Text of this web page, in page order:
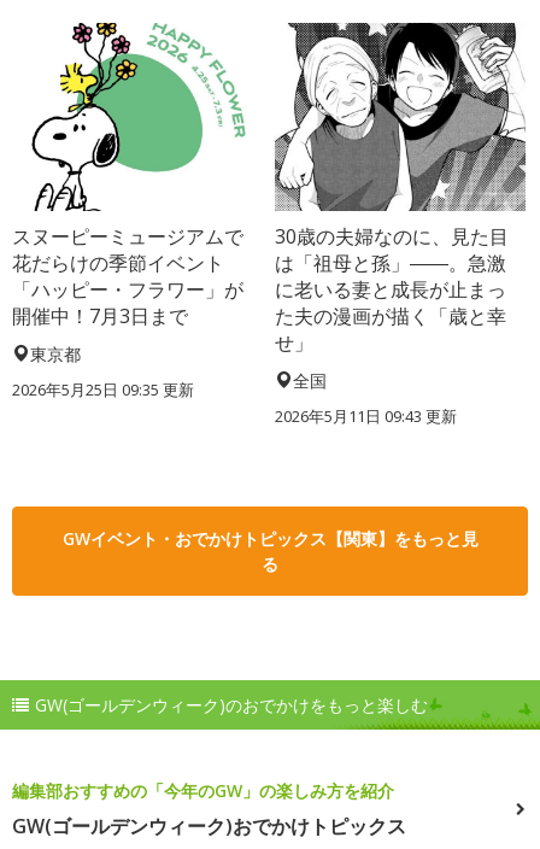
スヌーピーミュージアムで
花だらけの季節イベント
「ハッピー・フラワー」が
開催中！7月3日まで
東京都
2026年5月25日 09:35 更新
30歳の夫婦なのに、見た目
は「祖母と孫」――。急激
に老いる妻と成長が止まっ
た夫の漫画が描く「歳と幸
せ」
全国
2026年5月11日 09:43 更新
GWイベント・おでかけトピックス【関東】をもっと見
る
GW(ゴールデンウィーク)のおでかけをもっと楽しむ
編集部おすすめの「今年のGW」の楽しみ方を紹介
GW(ゴールデンウィーク)おでかけトピックス